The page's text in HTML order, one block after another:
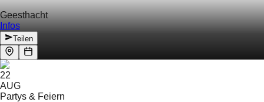
Geesthacht
Infos
Teilen
22
AUG
Partys & Feiern